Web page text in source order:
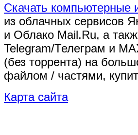
Скачать компьютерные
из облачных сервисов
и Облако Mail.Ru, а
Telegram/Телеграм и
(без торрента) на
файлом / частями,
Карта сайта